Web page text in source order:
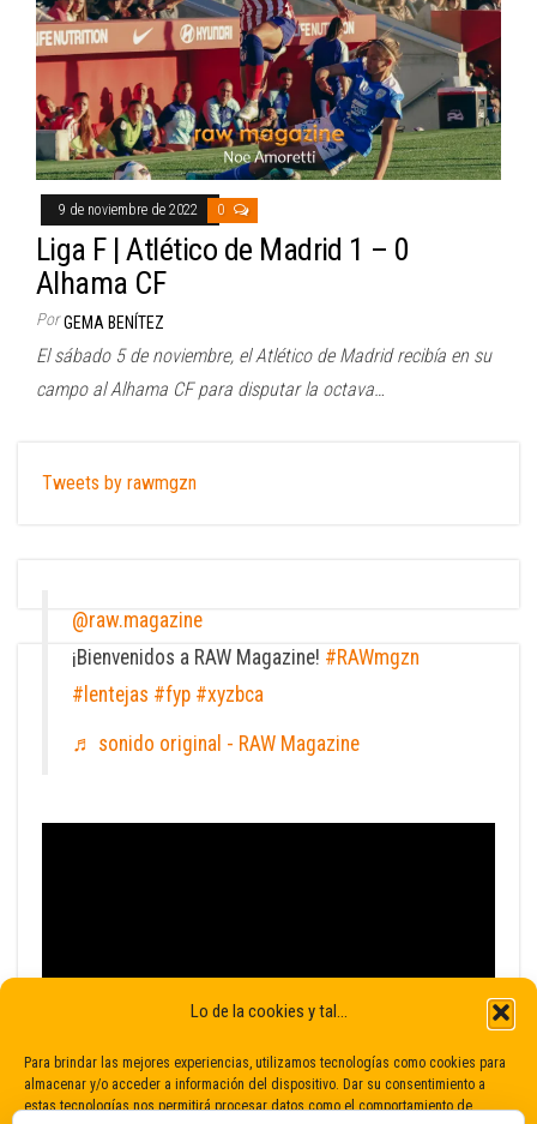
Lo de la cookies y tal...
Para brindar las mejores experiencias, utilizamos tecnologías como cookies para
almacenar y/o acceder a información del dispositivo. Dar su consentimiento a
estas tecnologías nos permitirá procesar datos como el comportamiento de
9 de noviembre de 2022 0
Liga F | Atlético de Madrid 1 – 0
Alhama CF
Por GEMA BENÍTEZ
El sábado 5 de noviembre, el Atlético de Madrid recibía en su
campo al Alhama CF para disputar la octava…
Tweets by rawmgzn
@raw.magazine
¡Bienvenidos a RAW Magazine! #RAWmgzn
#lentejas #fyp #xyzbca
♬ sonido original - RAW Magazine